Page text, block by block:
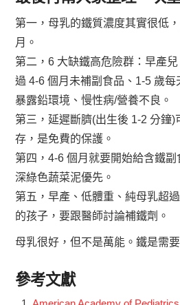
第一，母乳的鐵質濃度其實很低
月。
第二，6 大缺鐵高危險群：早產
過 4-6 個月未補副食品、1-5 歲每
暴露鉛環境、慢性病/營養不良。
第三，延遲斷臍(出生後 1-2 分鐘)
存，是免費的保護。
第四，4-6 個月就要開始給含鐵副
深綠色蔬菜泥優先。
第五，早產、低體重、純母乳超
的孩子，要跟醫師討論補鐵劑。
母乳很好，但不是萬能。鐵是需
參考文獻